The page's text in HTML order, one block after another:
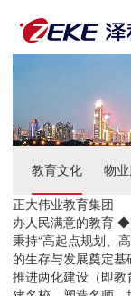
教育文化 物
正大伟业教育集团
办人民满意的教育
秉持“高起点规划、
的生存与发展奠定基
推进两化建设（即